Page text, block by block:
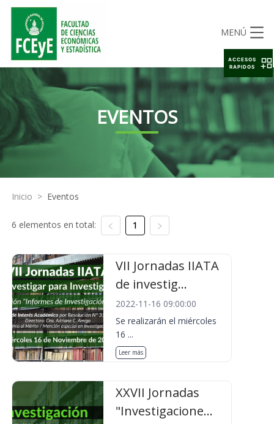
MENÚ
EVENTOS
Inicio > Eventos
6 elementos en total: 1
VII Jornadas IIATA
de investig...
2022-11-16 09:00:00
Se realizarán el miércoles
16 ...
Leer más
XXVII Jornadas
"Investigacione...
ACCESOS
RAPIDOS